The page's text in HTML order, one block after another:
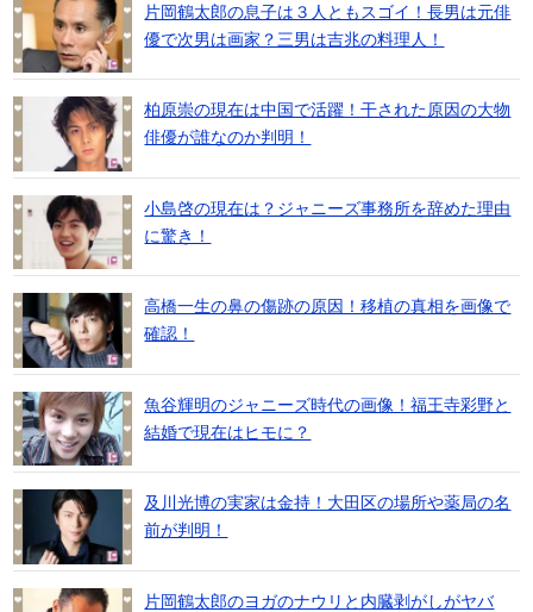
片岡鶴太郎の息子は３人ともスゴイ！長男は元俳
優で次男は画家？三男は吉兆の料理人！
柏原崇の現在は中国で活躍！干された原因の大物
俳優が誰なのか判明！
小島啓の現在は？ジャニーズ事務所を辞めた理由
に驚き！
高橋一生の鼻の傷跡の原因！移植の真相を画像で
確認！
魚谷輝明のジャニーズ時代の画像！福王寺彩野と
結婚で現在はヒモに？
及川光博の実家は金持！大田区の場所や薬局の名
前が判明！
片岡鶴太郎のヨガのナウリと内臓剥がしがヤバ